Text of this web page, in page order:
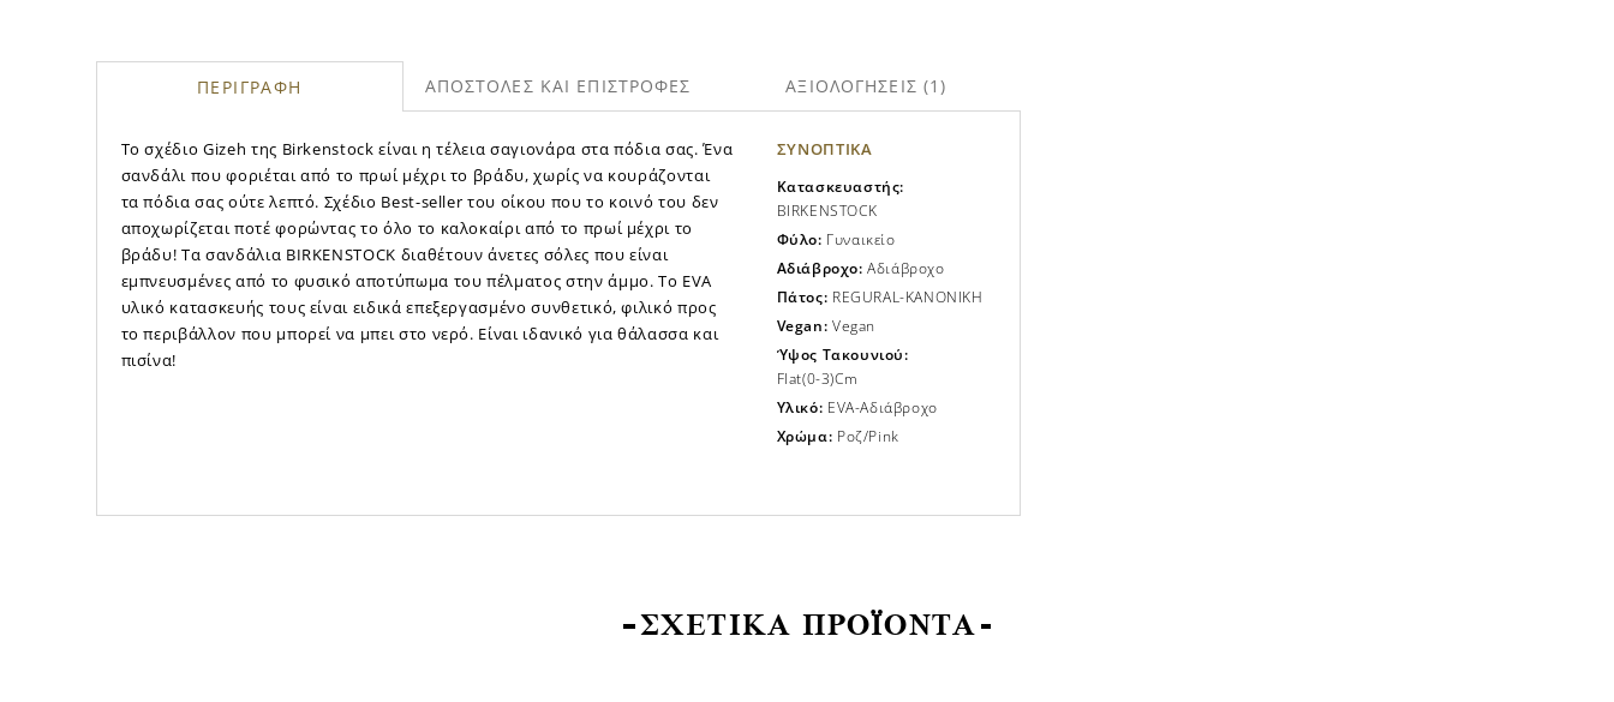
ΠΕΡΙΓΡΑΦΗ
Το σχέδιο Gizeh της Birkenstock είναι η τέλεια σαγιονάρα στα πόδια σας. Ένα
σανδάλι που φοριέται από το πρωί μέχρι το βράδυ, χωρίς να κουράζονται
τα πόδια σας ούτε λεπτό. Σχέδιο Best-seller του οίκου που το κοινό του δεν
αποχωρίζεται ποτέ φορώντας το όλο το καλοκαίρι από το πρωί μέχρι το
βράδυ! Τα σανδάλια BIRKENSTOCK διαθέτουν άνετες σόλες που είναι
εμπνευσμένες από το φυσικό αποτύπωμα του πέλματος στην άμμο. Το EVA
υλικό κατασκευής τους είναι ειδικά επεξεργασμένο συνθετικό, φιλικό προς
το περιβάλλον που μπορεί να μπει στο νερό. Είναι ιδανικό για θάλασσα και
πισίνα!
ΣΥΝΟΠΤΙΚΑ
Κατασκευαστής:
BIRKENSTOCK
Φύλο: Γυναικείο
Αδιάβροχo: Αδιάβροχo
Πάτος: REGURAL-KANONIKH
Vegan: Vegan
Ύψος Τακουνιού:
Flat(0-3)cm
Υλικό: EVA-Αδιάβροχο
Χρώμα: Ροζ/pink
ΑΠΟΣΤΟΛΕΣ ΚΑΙ ΕΠΙΣΤΡΟΦΕΣ ΑΞΙΟΛΟΓΗΣΕΙΣ (1)
ΣΧΕΤΙΚΑ ΠΡΟΪΟΝΤΑ